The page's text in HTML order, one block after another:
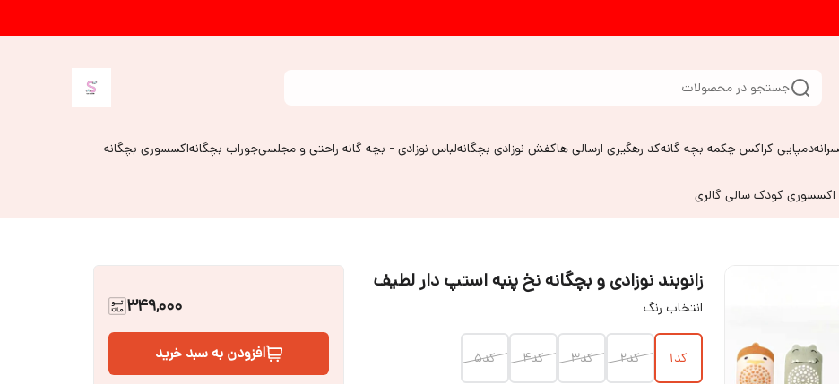
جستجو در محصولات
دمپایی کراکس چکمه بچه گانهکد رهگیری ارسالی هاکفش نوزادی بچگانهلباس نوزادی - بچه گانه راحتی و مجلسیجوراب بچگانهاکسسوری بچگانه
اکسسوری کودک سالی گالری
زانوبند نوزادی و بچگانه نخ پنبه استپ دار لطیف
انتخاب رنگ
کد۱ کد۲ کد۳ کد۴ کد۵
349,000
افزودن به سبد خرید